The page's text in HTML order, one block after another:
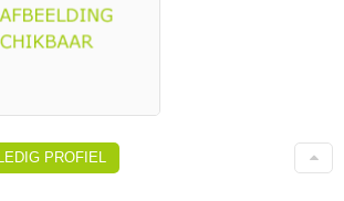
PROFIEL